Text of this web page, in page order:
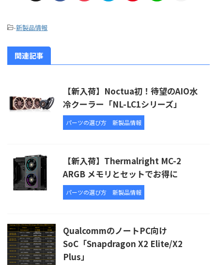
-新製品情報
関連記事
【新入荷】Noctua初！待望のAIO水
冷クーラー「NL-LC1シリーズ」
パーツの選び方 新製品情報
【新入荷】Thermalright MC-2
ARGB メモリとセットでお得に
パーツの選び方 新製品情報
QualcommのノートPC向け
SoC「Snapdragon X2 Elite/X2
Plus」